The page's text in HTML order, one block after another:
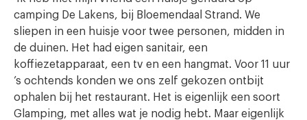
camping De Lakens, bij Bloemendaal Strand. We
sliepen in een huisje voor twee personen, midden in
de duinen. Het had eigen sanitair, een
koffiezetapparaat, een tv en een hangmat. Voor 11 uur
’s ochtends konden we ons zelf gekozen ontbijt
ophalen bij het restaurant. Het is eigenlijk een soort
Glamping, met alles wat je nodig hebt. Maar eigenlijk